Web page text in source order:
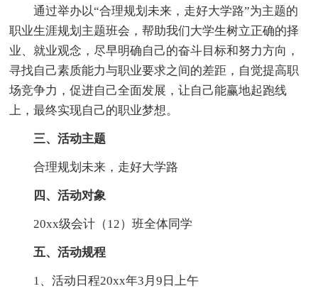
通过举办以“合理规划未来，走好大学路”为主题的
职业生涯规划主题班会，帮助我们大学生树立正确的择
业、就业观念，尽早明确自己的奋斗目标和努力方向，
寻找自己素质能力与职业要求之间的差距，自觉提高职
场竞争力，促进自己全面发展，让自己能赢地起跑线
上，最终实现自己的职业梦想。
三、活动主题
合理规划未来，走好大学路
四、活动对象
20xx级会计（12）班全体同学
五、活动规程
1、活动日程20xx年3月9日上午